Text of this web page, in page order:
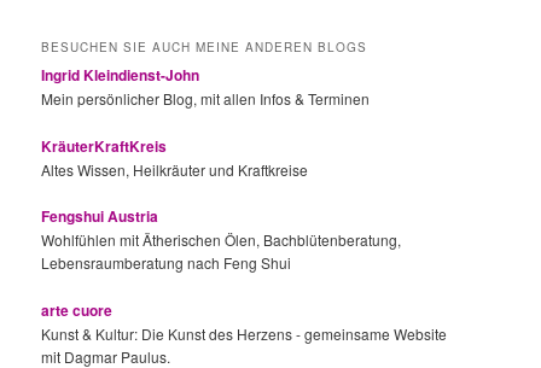
BESUCHEN SIE AUCH MEINE ANDEREN BLOGS
Ingrid Kleindienst-John
Mein persönlicher Blog, mit allen Infos & Terminen
KräuterKraftKreis
Altes Wissen, Heilkräuter und Kraftkreise
Fengshui Austria
Wohlfühlen mit Ätherischen Ölen, Bachblütenberatung,
Lebensraumberatung nach Feng Shui
arte cuore
Kunst & Kultur: Die Kunst des Herzens - gemeinsame Website
mit Dagmar Paulus.